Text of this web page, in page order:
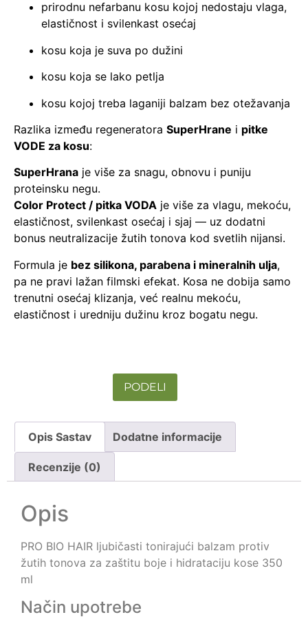
prirodnu nefarbanu kosu kojoj nedostaju vlaga,
elastičnost i svilenkast osećaj
kosu koja je suva po dužini
kosu koja se lako petlja
kosu kojoj treba laganiji balzam bez otežavanja
Razlika između regeneratora SuperHrane i pitke
VODE za kosu:
SuperHrana je više za snagu, obnovu i puniju
proteinsku negu.
Color Protect / pitka VODA je više za vlagu, mekoću,
elastičnost, svilenkast osećaj i sjaj — uz dodatni
bonus neutralizacije žutih tonova kod svetlih nijansi.
Formula je bez silikona, parabena i mineralnih ulja,
pa ne pravi lažan filmski efekat. Kosa ne dobija samo
trenutni osećaj klizanja, već realnu mekoću,
elastičnost i uredniju dužinu kroz bogatu negu.
PODELI
Opis Sastav Dodatne informacije
Recenzije (0)
Opis
PRO BIO HAIR ljubičasti tonirajući balzam protiv
žutih tonova za zaštitu boje i hidrataciju kose 350
ml
Način upotrebe